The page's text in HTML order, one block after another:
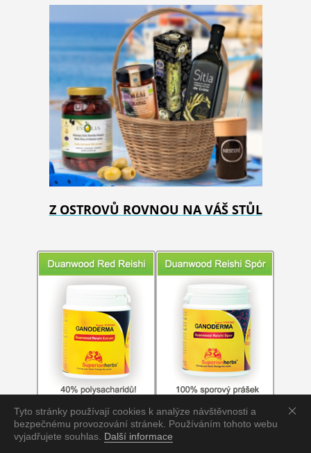
Tyto stránky používají cookies k analýze návštěvnosti a
bezpečnému provozování stránek. Používáním tohoto webu
vyjadřujete souhlas. Další informace
Z OSTROVŮ ROVNOU NA VÁŠ STŮL